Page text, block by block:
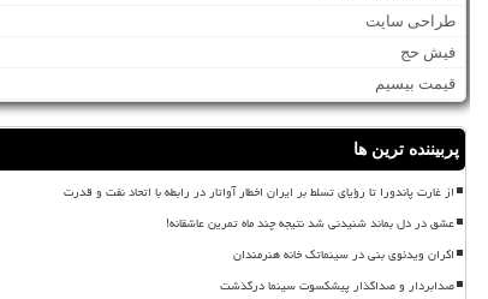
طراحی سایت
فیش حج
قیمت بیسیم
پربیننده ترین ها
از غارت پاندورا تا رؤیای تسلط بر ایران اخطار آواتار در رابطه با اتحاد نفت و قدرت
عشق در دل بماند شنیدنی شد نتیجه چند ماه تمرین عاشقانه!
اکران ویدئوی بنی در سینماتک خانه هنرمندان
صدابردار و صداگذار پیشکسوت سینما درگذشت